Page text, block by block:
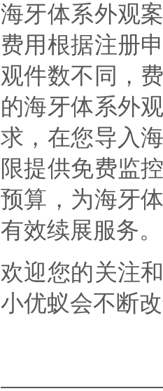
海牙体系外观
费用根据注册
观件数不同，
的海牙体系外
求，在您导入
限提供免费监
预算，为海牙
有效续展服务。
欢迎您的关注
小优蚁会不断